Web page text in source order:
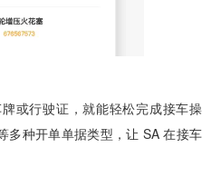
或行驶证，就能轻松完成接车操
多种开单单据类型，让 SA 在接车